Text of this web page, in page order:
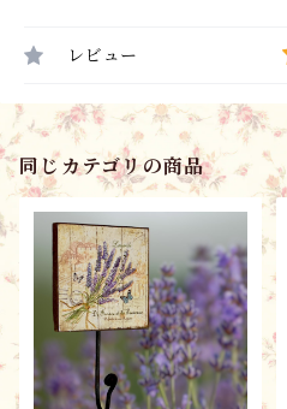
レビュー
同じカテゴリの商品